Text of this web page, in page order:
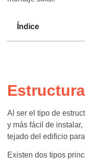
Índice
Al ser el tipo de
y más fácil de
tejado del edificio
Existen dos tipos